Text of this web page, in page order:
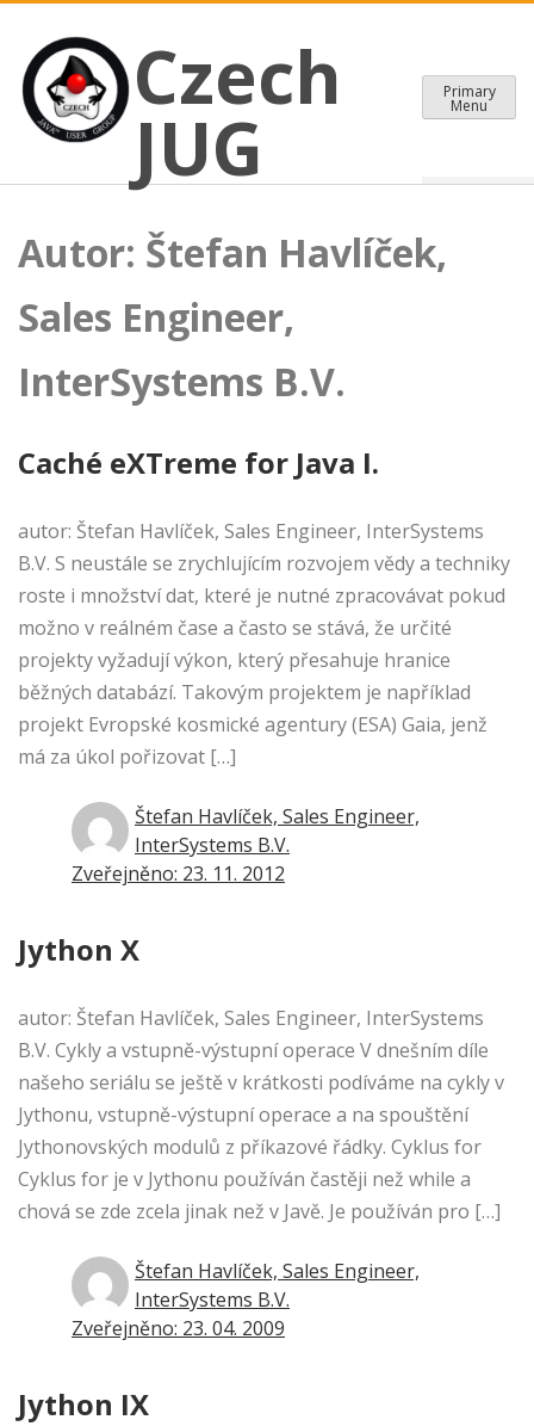
content
Czech JUG
CZECH JAVA USER GROUP
Czech
JUG
Primary
Menu
Autor: Štefan Havlíček,
Sales Engineer,
InterSystems B.V.
Caché eXTreme for Java I.
autor: Štefan Havlíček, Sales Engineer, InterSystems
B.V. S neustále se zrychlujícím rozvojem vědy a techniky
roste i množství dat, které je nutné zpracovávat pokud
možno v reálném čase a často se stává, že určité
projekty vyžadují výkon, který přesahuje hranice
běžných databází. Takovým projektem je například
projekt Evropské kosmické agentury (ESA) Gaia, jenž
má za úkol pořizovat […]
Štefan Havlíček, Sales Engineer,
InterSystems B.V.
Zveřejněno: 23. 11. 2012
Jython X
autor: Štefan Havlíček, Sales Engineer, InterSystems
B.V. Cykly a vstupně-výstupní operace V dnešním díle
našeho seriálu se ještě v krátkosti podíváme na cykly v
Jythonu, vstupně-výstupní operace a na spouštění
Jythonovských modulů z příkazové řádky. Cyklus for
Cyklus for je v Jythonu používán častěji než while a
chová se zde zcela jinak než v Javě. Je používán pro […]
Štefan Havlíček, Sales Engineer,
InterSystems B.V.
Zveřejněno: 23. 04. 2009
Jython IX